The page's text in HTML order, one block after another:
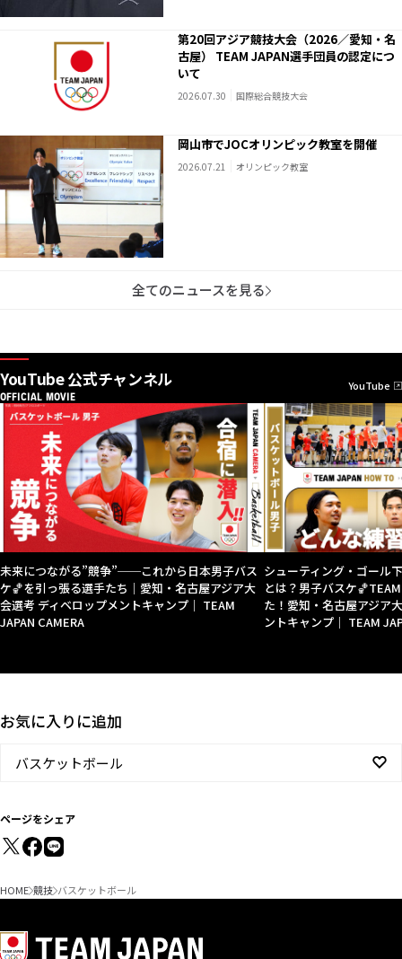
第20回アジア競技大会（2026／愛知・名
古屋） TEAM JAPAN選手団員の認定につ
いて
2026.07.30 国際総合競技大会
岡山市でJOCオリンピック教室を開催
2026.07.21 オリンピック教室
全てのニュースを見る
YouTube 公式チャンネル
OFFICIAL MOVIE
YouTube
未来につながる”競争”──これから日本男子バス
ケ🏀を引っ張る選手たち｜愛知・名古屋アジア大
会選考 ディベロップメントキャンプ｜ TEAM
JAPAN CAMERA
シューティング・ゴール
とは？男子バスケ
た！愛知・名古屋アジア
ントキャンプ｜ TEAM
お気に入りに追加
バスケットボール
ページをシェア
HOME 競技 バスケットボール